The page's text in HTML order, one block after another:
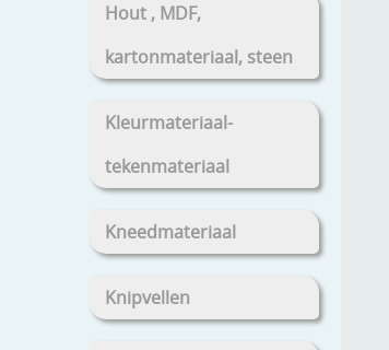
Hout , MDF,
kartonmateriaal, steen
Kleurmateriaal-
tekenmateriaal
Kneedmateriaal
Knipvellen